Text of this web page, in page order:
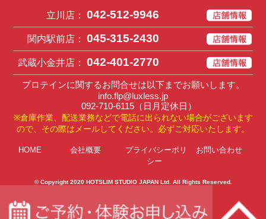
立川店： 042-512-9946
関内駅前店： 045-315-2430
武蔵小金井店： 042-401-2770
プロテインに関するお問合せは以下までお願いします。
info.flp@luxless.jp
092-710-6115（日月定休日）
※倉庫作業、配送業務などで電話に出られない場合がございます
ので、その際はメールしてください。必ずご対応いたします。
HOME 会社概要
プライバシーポリ
シー
お問い合わせ
© Copyright 2020 HOTSLIM STUDIO JAPAN Ltd. All Rights Reserved.